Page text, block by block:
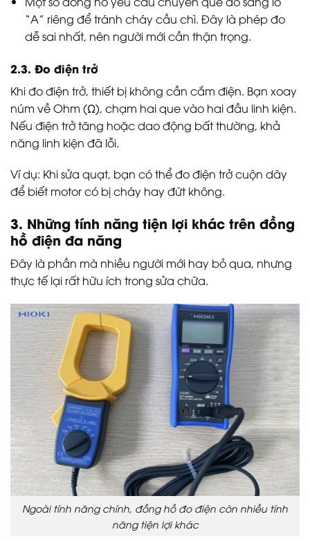
“A” riêng để tránh cháy cầu chì. Đây là phép đo
dễ sai nhất, nên người mới cần thận trọng.
2.3. Đo điện trở
Khi đo điện trở, thiết bị không cần cắm điện. Bạn xoay
núm về Ohm (Ω), chạm hai que vào hai đầu linh kiện.
Nếu điện trở tăng hoặc dao động bất thường, khả
năng linh kiện đã lỗi.
Ví dụ: Khi sửa quạt, bạn có thể đo điện trở cuộn dây
để biết motor có bị cháy hay đứt không.
3. Những tính năng tiện lợi khác trên đồng
hồ điện đa năng
Đây là phần mà nhiều người mới hay bỏ qua, nhưng
thực tế lại rất hữu ích trong sửa chữa.
Ngoài tính năng chính, đồng hồ đo điện còn nhiều tính
năng tiện lợi khác